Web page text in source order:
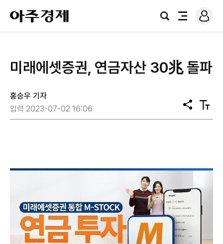
아
주
경
검
전
로
그
미래에셋증권, 연금자산 30兆 돌파
홍승우 기자
입력 2023-07-02 16:06
공
유
텍
스